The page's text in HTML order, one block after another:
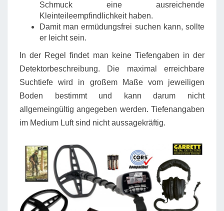
Schmuck eine ausreichende
Kleinteileempfindlichkeit haben.
Damit man ermüdungsfrei suchen kann, sollte
er leicht sein.
In der Regel findet man keine Tiefengaben in der
Detektorbeschreibung. Die maximal erreichbare
Suchtiefe wird in großem Maße vom jeweiligen
Boden bestimmt und kann darum nicht
allgemeingültig angegeben werden. Tiefenangaben
im Medium Luft sind nicht aussagekräftig.